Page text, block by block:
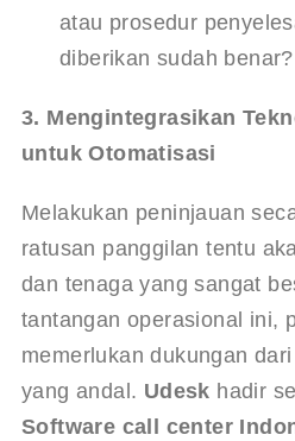
atau prosedur
diberikan sudah benar?
3. Mengintegrasikan
untuk Otomatisasi
Melakukan peninjauan
ratusan panggilan tentu
dan tenaga yang sangat
tantangan operasional ini,
memerlukan dukungan
yang andal. Udesk hadir
Software call center